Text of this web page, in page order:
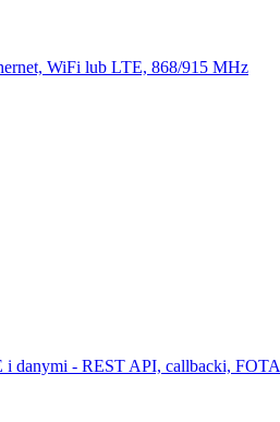
WiFi lub LTE, 868/915 MHz
i danymi - REST API, callbacki, FOTA